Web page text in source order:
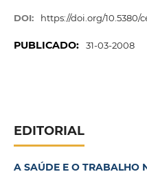
DOI: https://doi.org/10.5380/
PUBLICADO: 31-03-2008
EDITORIAL
A SAÚDE E O TRABALHO